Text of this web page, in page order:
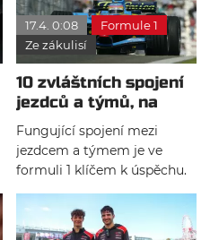
sledovala spousta
sportovních fanoušků,
včetně jezdců formule 1.
Kterým fotbalovým klubům
ale jednotliví piloti vlastně
fandí?
17.4. 0:08
Formule 1
Ze zákulisí
10 zvláštních spojení
jezdců a týmů, na
které jste zapomněli
Fungující spojení mezi
jezdcem a týmem je ve
formuli 1 klíčem k úspěchu.
Spousta z nich se stala
legendárními. Když se řekne
Ferrari, každý si vybaví